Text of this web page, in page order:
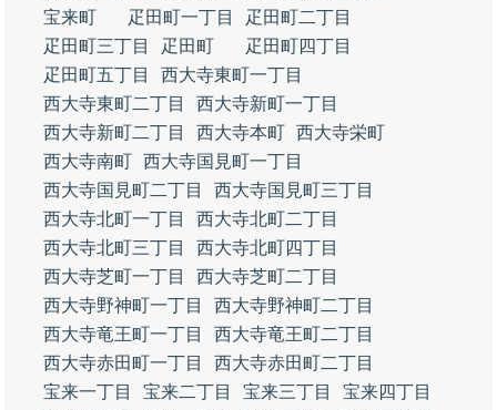
宝来町
疋田町一丁目
疋田町二丁目
疋田町三丁目
疋田町
疋田町四丁目
疋田町五丁目
西大寺東町一丁目
西大寺東町二丁目
西大寺新町一丁目
西大寺新町二丁目
西大寺本町 西大寺栄町
西大寺南町 西大寺国見町一丁目
西大寺国見町二丁目
西大寺国見町三丁目
西大寺北町一丁目
西大寺北町二丁目
西大寺北町三丁目
西大寺北町四丁目
西大寺芝町一丁目
西大寺芝町二丁目
西大寺野神町一丁目
西大寺野神町二丁目
西大寺竜王町一丁目
西大寺竜王町二丁目
西大寺赤田町一丁目
西大寺赤田町二丁目
宝来一丁目
宝来二丁目 宝来三丁目
宝来四丁目